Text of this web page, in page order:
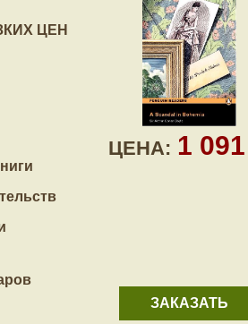
ЦЕН
ЦЕНА: 1
ЗАКАЗАТЬ